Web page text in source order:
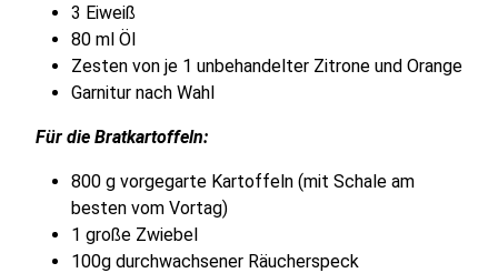
3 Eiweiß
80 ml Öl
Zesten von je 1 unbehandelter Zitrone und Orange
Garnitur nach Wahl
Für die Bratkartoffeln:
800 g vorgegarte Kartoffeln (mit Schale am
besten vom Vortag)
1 große Zwiebel
100g durchwachsener Räucherspeck